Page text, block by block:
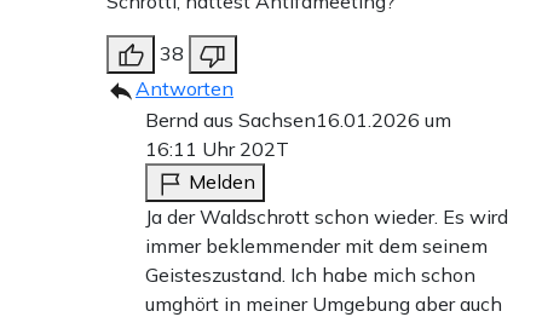
38
Antworten
Bernd aus Sachsen16.01.2026 um
16:11 Uhr 202T
Melden
Ja der Waldschrott schon wieder. Es wird
immer beklemmender mit dem seinem
Geisteszustand. Ich habe mich schon
umghört in meiner Umgebung aber auch